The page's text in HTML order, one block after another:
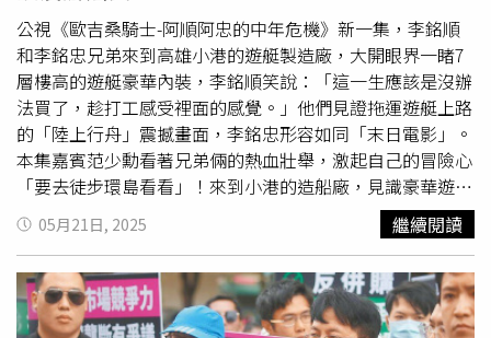
鳥已經不知道跑到哪裡去，後來還是有人告訴他在網路上看
到鴕鳥的消息，他才循線找了過去。當時鴕鳥已經跑上了一
條鄉間小路，他最後花了人民幣600元（約新台幣2470元）
請了附近6個當地人一同幫忙，才把鴕鳥逮住送回了家。張
先生也心有餘悸的表示，好在溜出來的鴕鳥沒有傷到人，也
沒刮壞人家的車。他已經將2隻鴕鳥分開飼養，之後也會特
別注意，避免類似事件再度發生。
公視《歐吉桑騎士-阿順阿忠的中年危機》新一集，李銘順
和李銘忠兄弟來到高雄小港的遊艇製造廠，大開眼界一睹7
層樓高的遊艇豪華內裝，李銘順笑說：「這一生應該是沒辦
法買了，趁打工感受裡面的感覺。」他們見證拖運遊艇上路
的「陸上行舟」震撼畫面，李銘忠形容如同「末日電影」。
本集嘉賓范少勳看著兄弟倆的熱血壯舉，激起自己的冒險心
「要去徒步環島看看」！來到小港的造船廠，見識豪華遊艇
是如何透過一雙雙匠人的手細細打造。他倆不但參與實作，
凌晨更完整見證「陸上行舟」。李銘順回憶：「我沒看過陸
上行舟，也是第一次在船廠裡打工。遊艇在這一生應該是沒
辦法買了，打工順便近看一下，感受站在裡面的感覺。」陸
上行舟移動時，李銘順置身遊艇上，李銘忠與范少勳則步行
05月21日, 2025 繼續閱讀